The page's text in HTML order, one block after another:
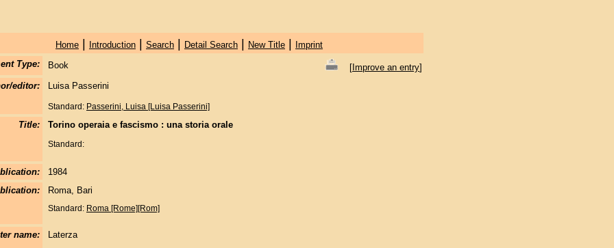
Home| Introduction| Search| Detail Search| New Title|
Imprint
Type:
Book [Improve an entry]
editor:
Luisa Passerini
Standard: Passerini, Luisa [Luisa Passerini]
Title: Torino operaia e fascismo : una storia orale
Standard:
1984
Roma, Bari
Standard: Roma [Rome][Rom]
name: Laterza